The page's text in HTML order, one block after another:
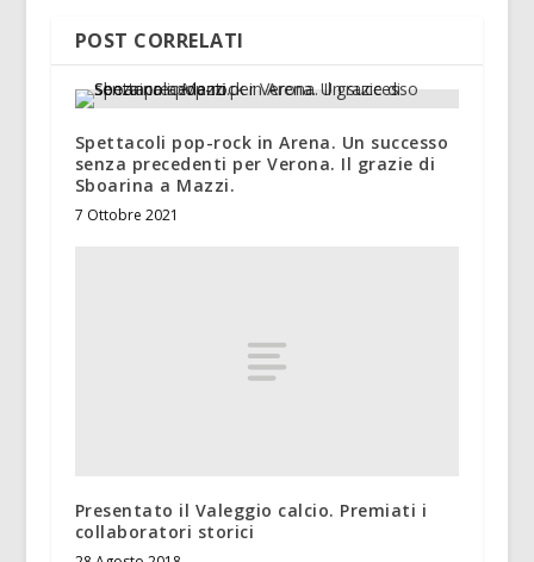
POST CORRELATI
Spettacoli pop-rock in Arena. Un successo
senza precedenti per Verona. Il grazie di
Sboarina a Mazzi.
7 Ottobre 2021
Presentato il Valeggio calcio. Premiati i
collaboratori storici